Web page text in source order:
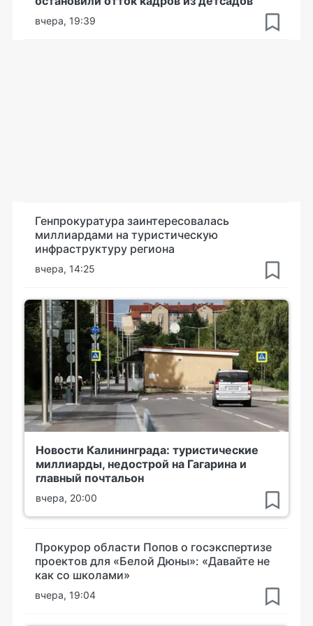
вчера, 19:39
Генпрокуратура заинтересовалась
миллиардами на туристическую
инфраструктуру региона
вчера, 14:25
Новости Калининграда: туристические
миллиарды, недострой на Гагарина и
главный почтальон
вчера, 20:00
Прокурор области Попов о госэкспертизе
проектов для «Белой Дюны»: «Давайте не
как со школами»
вчера, 19:04